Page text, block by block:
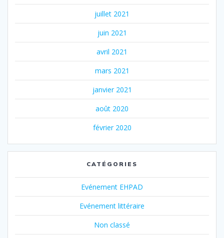
juillet 2021
juin 2021
avril 2021
mars 2021
janvier 2021
août 2020
février 2020
CATÉGORIES
Evénement EHPAD
Evénement littéraire
Non classé